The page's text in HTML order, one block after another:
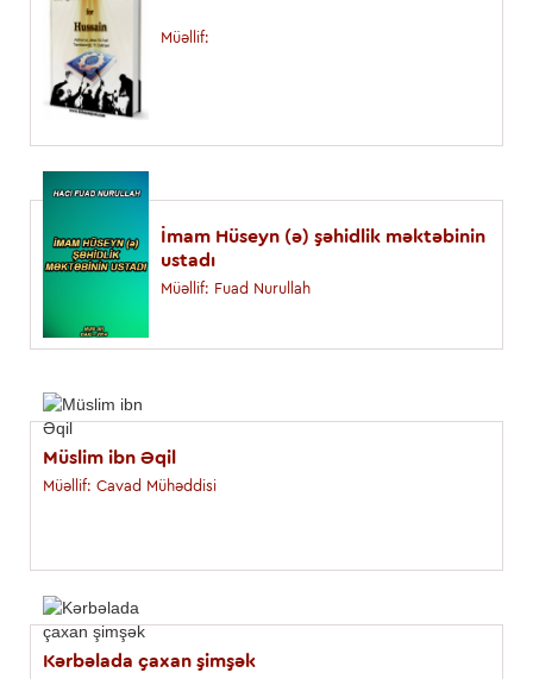
Müəllif:
İmam Hüseyn (ə) şəhidlik məktəbinin
ustadı
Müəllif: Fuad Nurullah
Müslim ibn Əqil
Müəllif: Cavad Mühəddisi
Kərbəlada çaxan şimşək